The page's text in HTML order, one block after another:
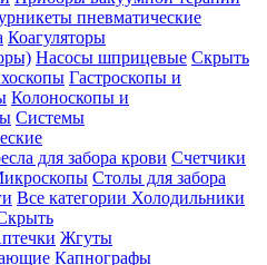
пневматические
Коагуляторы
Насосы шприцевые Скрыть
Гастроскопы и
Колоноскопы и
Системы
для забора крови Счетчики
Столы для забора
Все категории Холодильники
Жгуты
Капнографы